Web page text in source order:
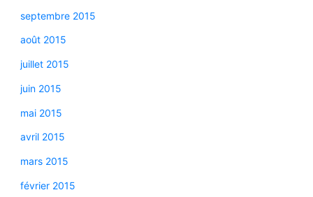
septembre 2015
août 2015
juillet 2015
juin 2015
mai 2015
avril 2015
mars 2015
février 2015